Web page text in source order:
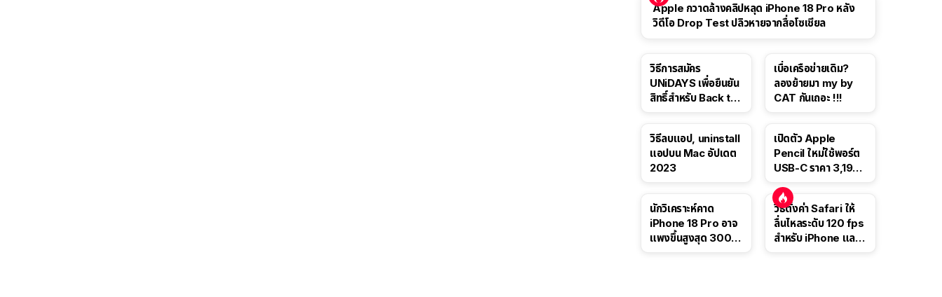
Apple กวาดล้างคลิปหลุด iPhone 18 Pro หลัง
วิดีโอ Drop Test ปลิวหายจากสื่อโซเชียล
วิธีการสมัคร
UNiDAYS เพื่อยืนยัน
สิทธิ์สำหรับ Back to
เบื่อเครือข่ายเดิม?
ลองย้ายมา my by
CAT กันเถอะ !!!
วิธีลบแอป, uninstall
แอปบน Mac อัปเดต
2023
เปิดตัว Apple
Pencil ใหม่ใช้พอร์ต
USB-C ราคา 3,190
นี้
นักวิเคราะห์คาด
iPhone 18 Pro อาจ
แพงขึ้นสูงสุด 300
วิธีตั้งค่า Safari ให้
ลื่นไหลระดับ 120 fps
สำหรับ iPhone และ